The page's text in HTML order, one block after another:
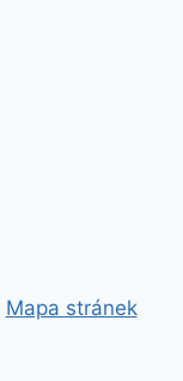
Mapa stránek